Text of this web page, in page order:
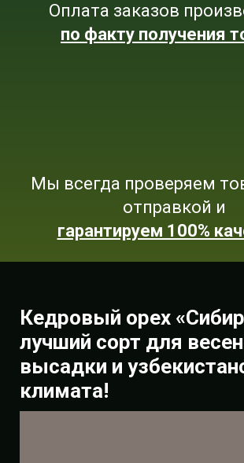
Оплата заказов
по факту получения
Мы всегда проверяем
отправкой и
гарантируем 100%
Кедровый орех
лучший сорт для
высадки и
климата!